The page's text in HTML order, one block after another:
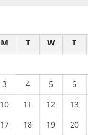
M T W T
3
4 5 6
10
11 12 13
17
18 19 20